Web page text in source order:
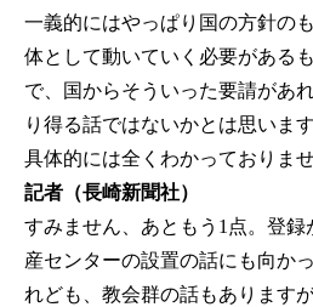
一義的にはやっぱり国の方針の
体として動いていく必要がある
で、国からそういった要請があ
り得る話ではないかとは思いま
具体的には全くわかっておりませ
記者（長崎新聞社）
すみません、あともう1点。登
産センターの設置の話にも向か
れども、教会群の話もあります